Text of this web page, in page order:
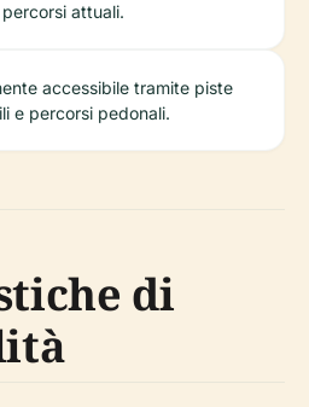
attuali.
accessibile tramite piste
e percorsi pedonali.
di